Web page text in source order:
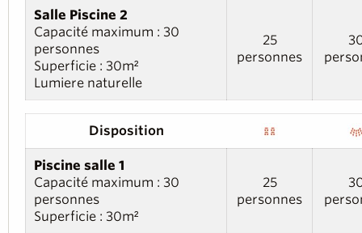
Salle Piscine 2
Capacité maximum : 30
personnes
Superficie : 30m²
Lumiere naturelle
25
personnes
Disposition
Piscine salle 1
Capacité maximum : 30
personnes
Superficie : 30m²
25
personnes